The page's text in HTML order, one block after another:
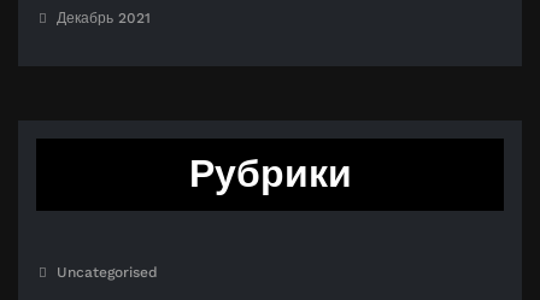
Декабрь 2021
Рубрики
Uncategorised